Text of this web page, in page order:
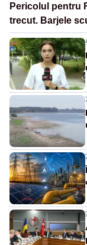
Pericolul pentru
trecut. Barjele